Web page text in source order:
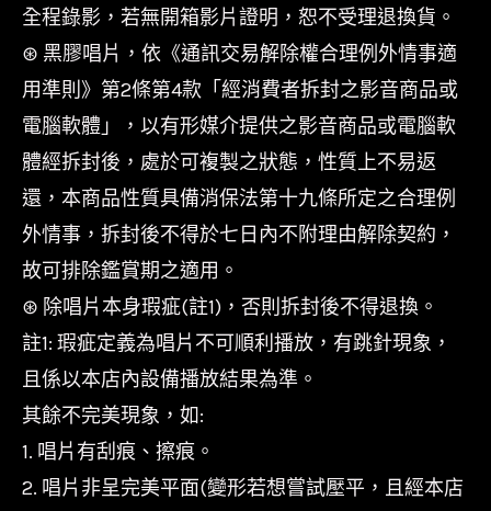
全程錄影，若無開箱影片證明，恕不受理退換貨。
⊛ 黑膠唱片，依《通訊交易解除權合理例外情事適
用準則》第2條第4款「經消費者拆封之影音商品或
電腦軟體」，以有形媒介提供之影音商品或電腦軟
體經拆封後，處於可複製之狀態，性質上不易返
還，本商品性質具備消保法第十九條所定之合理例
外情事，拆封後不得於七日內不附理由解除契約，
故可排除鑑賞期之適用。
⊛ 除唱片本身瑕疵(註1)，否則拆封後不得退換。
註1: 瑕疵定義為唱片不可順利播放，有跳針現象，
且係以本店內設備播放結果為準。
其餘不完美現象，如:
1. 唱片有刮痕、擦痕。
2. 唱片非呈完美平面(變形若想嘗試壓平，且經本店